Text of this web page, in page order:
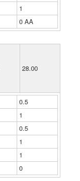
1
0 ΑΑ
28.00
0.5
1
0.5
1
1
0